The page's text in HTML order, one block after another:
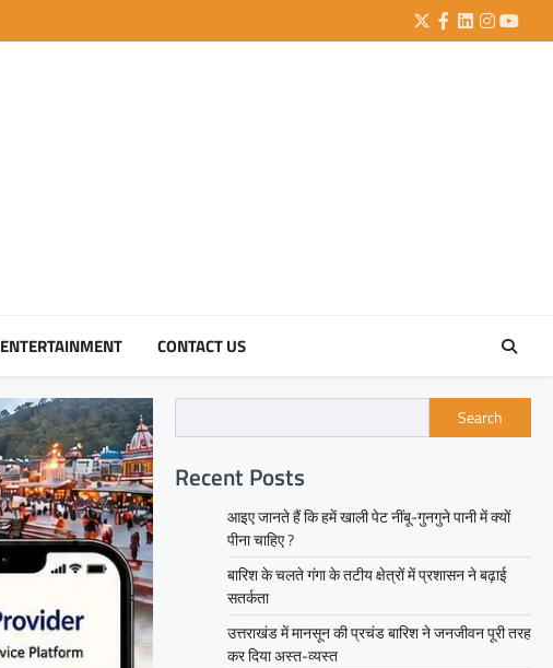
Twitter
Facebook
LinkedIn
ENTERTAINMENT CONTACT US
Search
Recent Posts
आइए जानते हैं कि हमें खाली पेट नींबू-गुनगुने पानी में क्यों
पीना चाहिए ?
बारिश के चलते गंगा के तटीय क्षेत्रों में प्रशासन ने बढ़ाई
सतर्कता
उत्तराखंड में मानसून की प्रचंड बारिश ने जनजीवन पूरी तरह
कर दिया अस्त-व्यस्त